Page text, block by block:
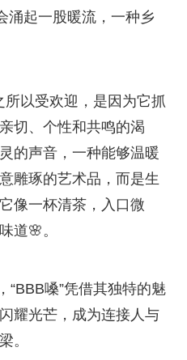
涌起一股暖流，一种乡
所以受欢迎，是因为它抓
切、个性和共鸣的渴
的声音，一种能够温暖
雕琢的艺术品，而是生
像一杯清茶，入口微
道🌸。
“BBB嗓”凭借其独特的魅
耀光芒，成为连接人与
。